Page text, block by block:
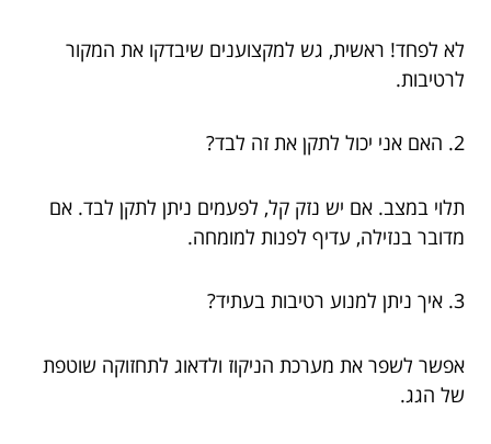
לא לפחד! ראשית, גש למקצוענים שיבדקו את המקור
לרטיבות.
2. האם אני יכול לתקן את זה לבד?
תלוי במצב. אם יש נזק קל, לפעמים ניתן לתקן לבד. אם
מדובר בנזילה, עדיף לפנות למומחה.
3. איך ניתן למנוע רטיבות בעתיד?
אפשר לשפר את מערכת הניקוז ולדאוג לתחזוקה שוטפת
של הגג.